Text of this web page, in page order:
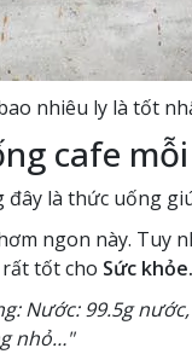
nhiêu ly là tốt
cafe
là thức uống
ngon này. Tuy
tốt cho Sức khỏe.
Nước: 99.5g
nhỏ…"